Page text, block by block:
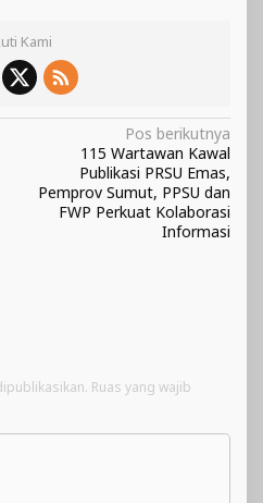
Kami
Pos berikutnya
115 Wartawan Kawal
Publikasi PRSU Emas,
Pemprov Sumut, PPSU dan
FWP Perkuat Kolaborasi
Informasi
Ruas yang wajib